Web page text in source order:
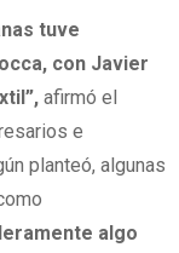
tuve
con Javier
afirmó el
e
planteó, algunas
algo